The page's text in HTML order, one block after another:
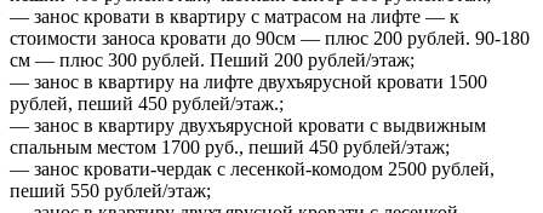
— занос кровати в квартиру с матрасом на лифте — к
стоимости заноса кровати до 90см — плюс 200 рублей. 90-180
см — плюс 300 рублей. Пеший 200 рублей/этаж;
— занос в квартиру на лифте двухъярусной кровати 1500
рублей, пеший 450 рублей/этаж.;
— занос в квартиру двухъярусной кровати с выдвижным
спальным местом 1700 руб., пеший 450 рублей/этаж;
— занос кровати-чердак с лесенкой-комодом 2500 рублей,
пеший 550 рублей/этаж;